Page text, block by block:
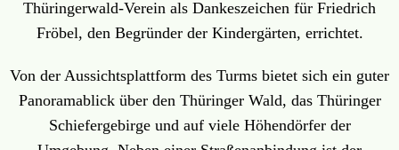
Thüringerwald-Verein als Dankeszeichen für Friedrich
Fröbel, den Begründer der Kindergärten, errichtet.
Von der Aussichtsplattform des Turms bietet sich ein guter
Panoramablick über den Thüringer Wald, das Thüringer
Schiefergebirge und auf viele Höhendörfer der